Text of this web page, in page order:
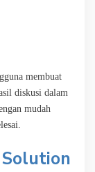
membuat
diskusi dalam
mudah